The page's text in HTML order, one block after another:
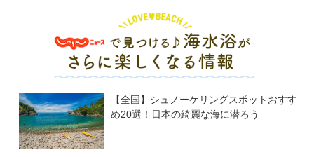
【全国】シュノーケリングスポットおすす
め20選！日本の綺麗な海に潜ろう